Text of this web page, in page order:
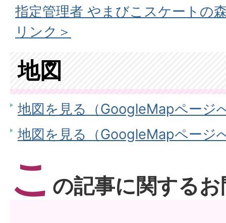
指定管理者 やまびこスケートの
リンク＞
地図
地図を見る（GoogleMapページ
地図を見る（GoogleMapページ
こ の記事に関する